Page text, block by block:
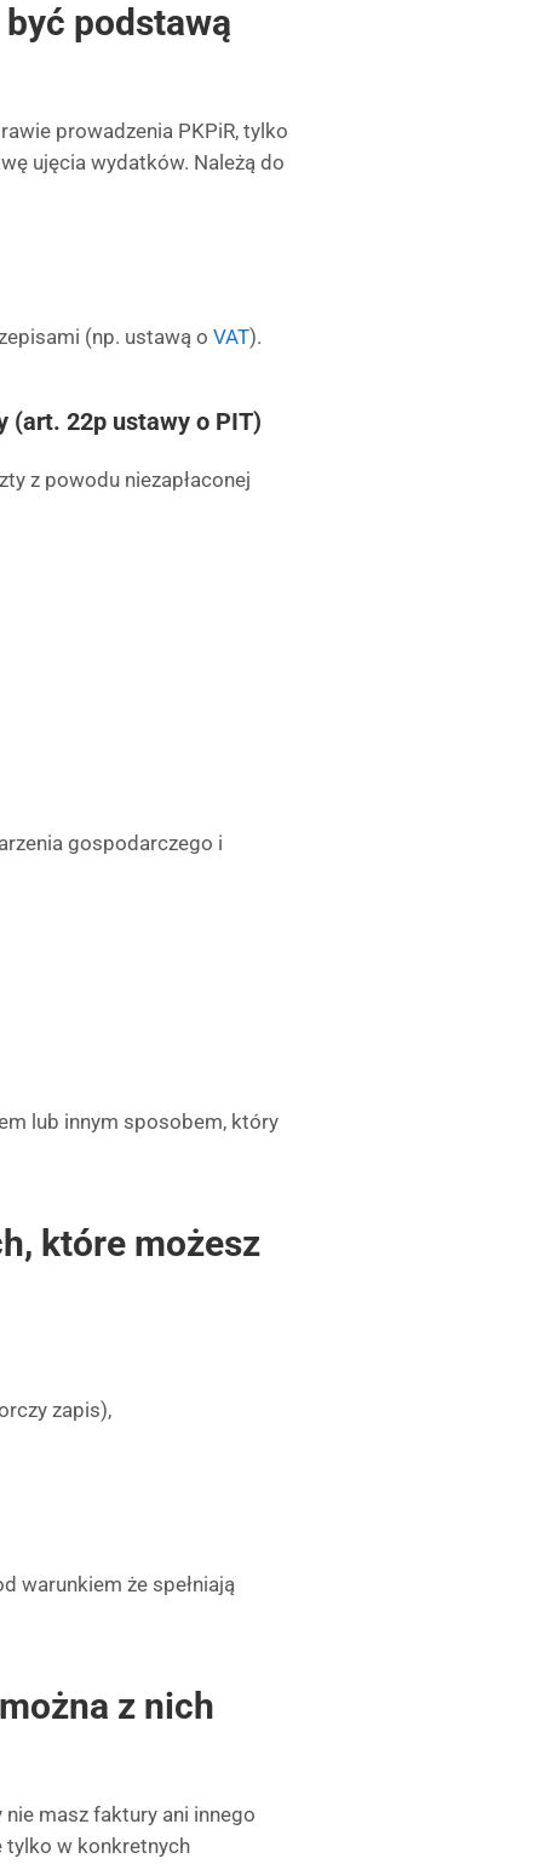
podstawą
prowadzenia PKPiR, tylko
ujęcia wydatków. Należą do
(np. ustawą o VAT).
(art. 22p ustawy o PIT)
z powodu niezapłaconej
gospodarczego i
lub innym sposobem, który
które możesz
zapis),
warunkiem że spełniają
z nich
masz faktury ani innego
tylko w konkretnych